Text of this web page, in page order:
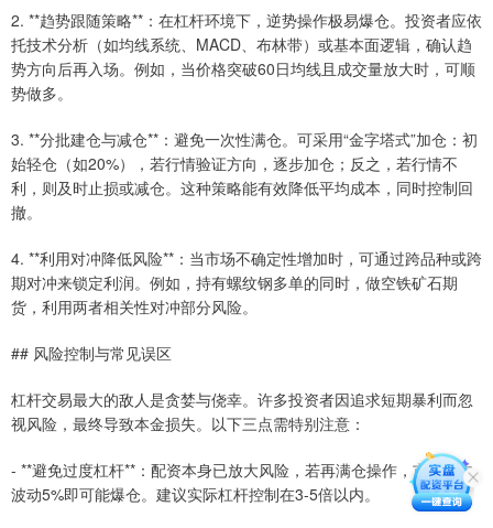
2. **趋势跟随策略**：在杠杆环境下，逆势操作极易爆仓。投资者应依
托技术分析（如均线系统、MACD、布林带）或基本面逻辑，确认趋
势方向后再入场。例如，当价格突破60日均线且成交量放大时，可顺
势做多。
3. **分批建仓与减仓**：避免一次性满仓。可采用“金字塔式”加仓：初
始轻仓（如20%），若行情验证方向，逐步加仓；反之，若行情不
利，则及时止损或减仓。这种策略能有效降低平均成本，同时控制回
撤。
4. **利用对冲降低风险**：当市场不确定性增加时，可通过跨品种或跨
期对冲来锁定利润。例如，持有螺纹钢多单的同时，做空铁矿石期
货，利用两者相关性对冲部分风险。
## 风险控制与常见误区
杠杆交易最大的敌人是贪婪与侥幸。许多投资者因追求短期暴利而忽
视风险，最终导致本金损失。以下三点需特别注意：
- **避免过度杠杆**：配资本身已放大风险，若再满仓操作，市场反向
波动5%即可能爆仓。建议实际杠杆控制在3-5倍以内。